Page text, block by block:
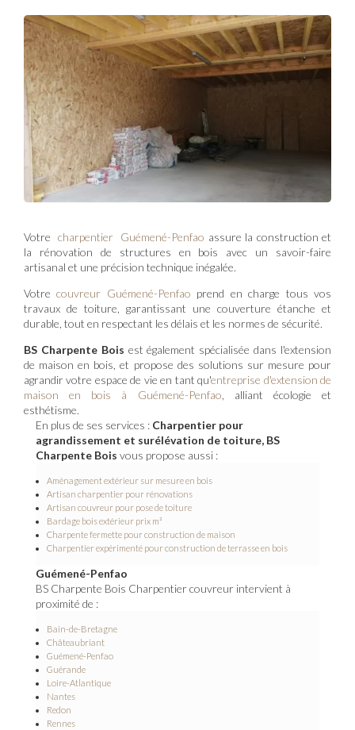
Votre charpentier Guémené-Penfao assure la construction et
la rénovation de structures en bois avec un savoir-faire
artisanal et une précision technique inégalée.
Votrecouvreur Guémené-Penfao prend en charge tous vos
travaux de toiture, garantissant une couverture étanche et
durable, tout en respectant les délais et les normes de sécurité.
BS Charpente Bois est également spécialisée dans l'extension
de maison en bois, et propose des solutions sur mesure pour
agrandir votre espace de vie en tant qu'entreprise d'extension de
maison en bois à Guémené-Penfao , alliant écologie et
esthétisme.
En plus de ses services : Charpentier pour
agrandissement et surélévation de toiture, BS
Charpente Bois vous propose aussi :
Aménagement extérieur sur mesure en bois
Artisan charpentier pour rénovations
Artisan couvreur pour pose de toiture
Bardage bois extérieur prix m²
Charpente fermette pour construction de maison
Charpentier expérimenté pour construction de terrasse en bois
Guémené-Penfao
BS Charpente Bois Charpentier couvreur intervient à
proximité de :
Bain-de-Bretagne
Châteaubriant
Guémené-Penfao
Guérande
Loire-Atlantique
Nantes
Redon
Rennes